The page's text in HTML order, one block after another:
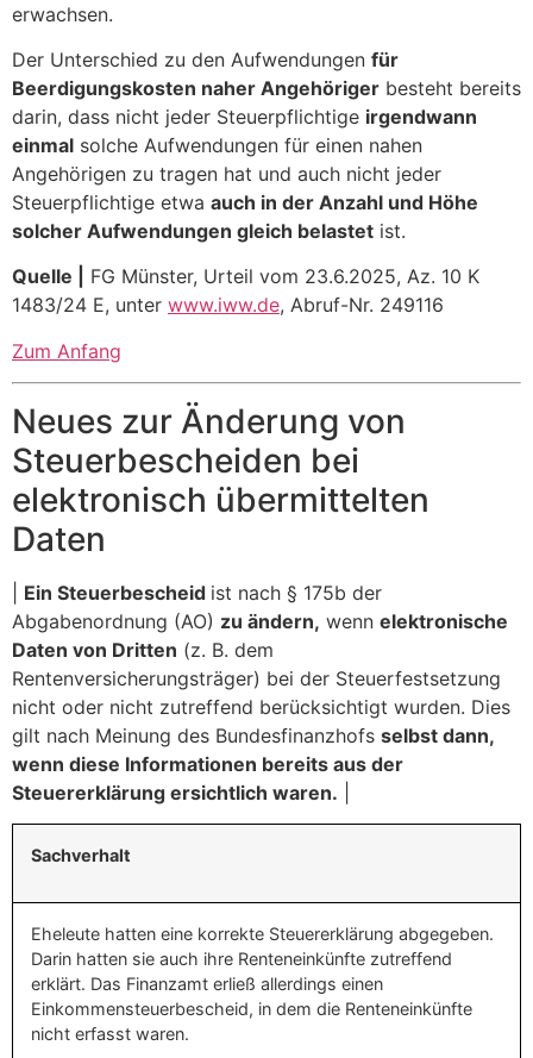
erwachsen.
Der Unterschied zu den Aufwendungen für
Beerdigungskosten naher Angehöriger besteht bereits
darin, dass nicht jeder Steuerpflichtige irgendwann
einmal solche Aufwendungen für einen nahen
Angehörigen zu tragen hat und auch nicht jeder
Steuerpflichtige etwa auch in der Anzahl und Höhe
solcher Aufwendungen gleich belastet ist.
Quelle |
FG Münster, Urteil vom 23.6.2025, Az. 10 K
1483/24 E, unter www.iww.de, Abruf-Nr. 249116
Zum Anfang
Neues zur Änderung von
Steuerbescheiden bei
elektronisch übermittelten
Daten
Ein Steuerbescheid ist nach § 175b der
Abgabenordnung (AO) zu ändern, wenn elektronische
Daten von Dritten (z. B. dem
Rentenversicherungsträger) bei der Steuerfestsetzung
nicht oder nicht zutreffend berücksichtigt wurden. Dies
gilt nach Meinung des Bundesfinanzhofs selbst dann,
wenn diese Informationen bereits aus der
Steuererklärung ersichtlich waren.
Sachverhalt
Eheleute hatten eine korrekte Steuererklärung abgegeben.
Darin hatten sie auch ihre Renteneinkünfte zutreffend
erklärt. Das Finanzamt erließ allerdings einen
Einkommensteuerbescheid, in dem die Renteneinkünfte
nicht erfasst waren.